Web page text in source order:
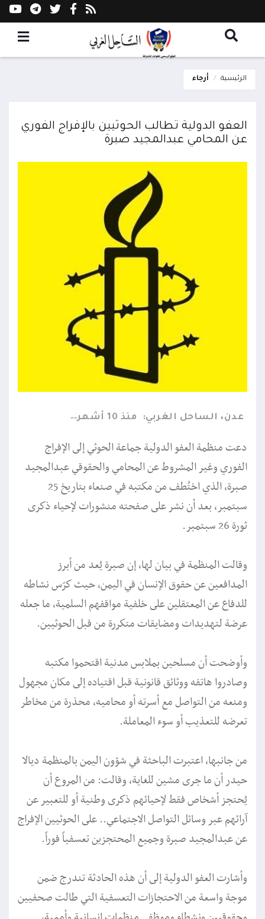
الرئيسية أرجاء
العفو الدولية تطالب الحوثيين بالإفراج الفوري
عن المحامي عبدالمجيد صبرة
عدن، الساحل الغربي: منذ 10 أشهر
دعت منظمة العفو الدولية جماعة الحوثي إلى الإفراج
الفوري وغير المشروط عن المحامي والحقوقي عبدالمجيد
صبرة، الذي اختُطف من مكتبه في صنعاء بتاريخ 25
سبتمبر، بعد أن نشر على صفحته منشورات لإحياء ذكرى
ثورة 26 سبتمبر.
وقالت المنظمة في بيان لها، إن صبرة يُعد من أبرز
المدافعين عن حقوق الإنسان في اليمن، حيث كرّس نشاطه
للدفاع عن المعتقلين على خلفية مواقفهم السلمية، ما جعله
عرضة لتهديدات ومضايقات متكررة من قبل الحوثيين.
وأوضحت أن مسلحين بملابس مدنية اقتحموا مكتبه
وصادروا هاتفه ووثائق قانونية قبل اقتياده إلى مكان مجهول
ومنعه من التواصل مع أسرته أو محاميه، محذرة من مخاطر
تعرضه للتعذيب أو سوء المعاملة.
من جانبها، اعتبرت الباحثة في شؤون اليمن بالمنظمة ديالا
حيدر أن ما جرى مشين للغاية، وقالت: من المروع أن
يُحتجز أشخاص فقط لإحيائهم ذكرى وطنية أو للتعبير عن
آرائهم عبر وسائل التواصل الاجتماعي.. على الحوثيين الإفراج
عن عبدالمجيد صبرة وجميع المحتجزين تعسفياً فوراً.
وأشارت العفو الدولية إلى أن هذه الحادثة تندرج ضمن
موجة واسعة من الاحتجازات التعسفية التي طالت صحفيين